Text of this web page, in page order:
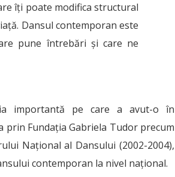
îţi poate modifica structural
Dansul contemporan este
pune întrebări şi care ne
importantă pe care a avut-o în
prin Fundația Gabriela Tudor precum
Național al Dansului (2002-2004),
contemporan la nivel național.